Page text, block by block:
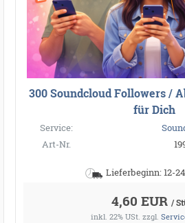
300 Soundcloud Followers /
für Dich
Service:
Art-Nr.
Lieferbeginn: 12-
4,60 EUR /
inkl. 22% USt. zzgl.